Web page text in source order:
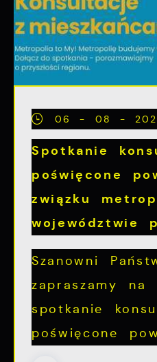
06 - 08 -
Spotkanie
poświęcone
związku
województwie
Szanowni
zapraszamy na
spotkanie
poświęcone